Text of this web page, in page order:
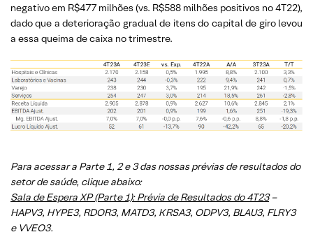
negativo em R$477 milhões (vs. R$588 milhões positivos no 4T22),
dado que a deterioração gradual de itens do capital de giro levou
a essa queima de caixa no trimestre.
Para acessar a Parte 1, 2 e 3 das nossas prévias de resultados do
setor de saúde, clique abaixo:
Sala de Espera XP (Parte 1): Prévia de Resultados do 4T23–
HAPV3, HYPE3, RDOR3, MATD3, KRSA3, ODPV3, BLAU3, FLRY3
e VVEO3.